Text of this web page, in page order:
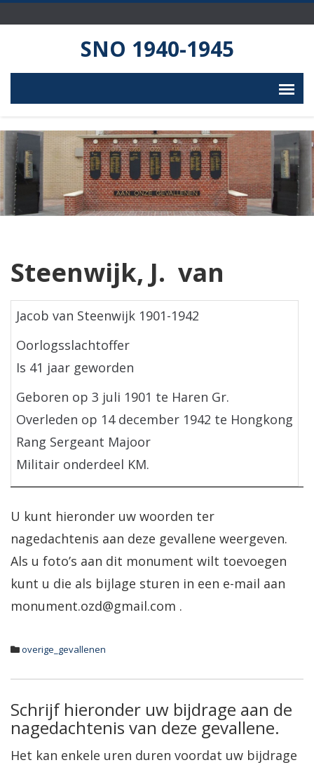
SNO 1940-1945
Steenwijk, J. van
Jacob van Steenwijk 1901-1942
Oorlogsslachtoffer
Is 41 jaar geworden
Geboren op 3 juli 1901 te Haren Gr.
Overleden op 14 december 1942 te Hongkong
Rang Sergeant Majoor
Militair onderdeel KM.
U kunt hieronder uw woorden ter
nagedachtenis aan deze gevallene weergeven.
Als u foto’s aan dit monument wilt toevoegen
kunt u die als bijlage sturen in een e-mail aan
monument.ozd@gmail.com .
overige_gevallenen
Schrijf hieronder uw bijdrage aan de
nagedachtenis van deze gevallene.
Het kan enkele uren duren voordat uw bijdrage